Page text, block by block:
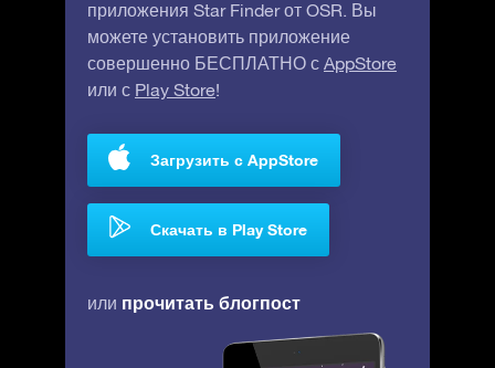
приложения Star Finder от OSR. Вы
можете установить приложение
совершенно БЕСПЛАТНО с AppStore
или с Play Store!
Загрузить с AppStore
Скачать в Play Store
или прочитать блогпост